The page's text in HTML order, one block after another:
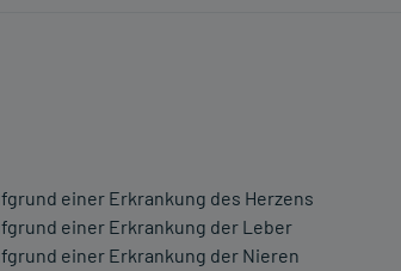
einer Erkrankung des Herzens
einer Erkrankung der Leber
einer Erkrankung der Nieren